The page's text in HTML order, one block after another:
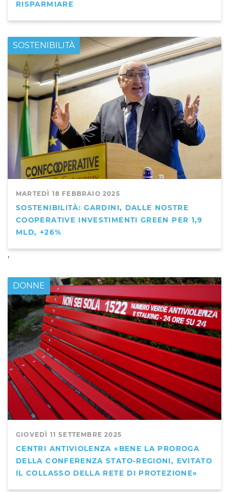
RISPARMIARE
MARTEDÌ 18 FEBBRAIO 2025
SOSTENIBILITÀ: GARDINI, DALLE NOSTRE
COOPERATIVE INVESTIMENTI GREEN PER 1,9
MLD, +26%
PRIMO PIANO
,
SOSTENIBILITÀ
GIOVEDÌ 11 SETTEMBRE 2025
CENTRI ANTIVIOLENZA «BENE LA PROROGA
DELLA CONFERENZA STATO-REGIONI, EVITATO
IL COLLASSO DELLA RETE DI PROTEZIONE»
DONNE